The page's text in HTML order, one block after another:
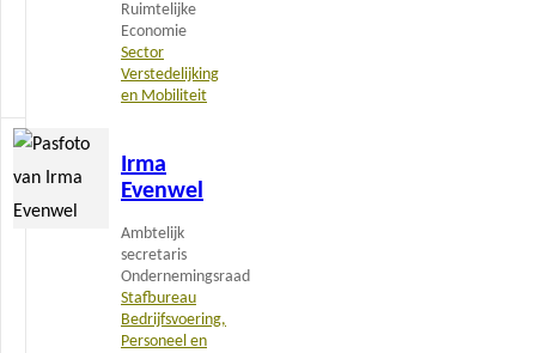
Ruimtelijke
Economie
Sector
Verstedelijking
en Mobiliteit
Irma
Evenwel
Ambtelijk
secretaris
Ondernemingsraad
Stafbureau
Bedrijfsvoering,
Personeel en
Lees
meer